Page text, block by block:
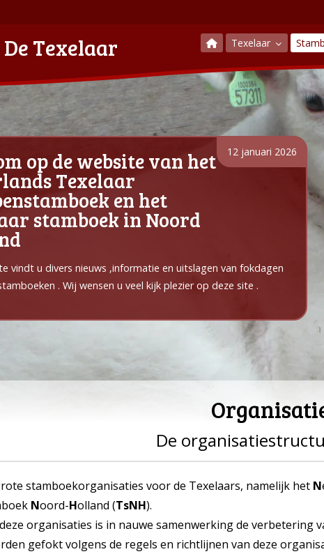
De Texelaar Texelaar
12 januari 2026
op de website van het
Texelaar
en het
stamboek in Noord
vindt u divers nieuws ,informatie en uitslagen van fokdagen
. Wij wensen u veel kijk plezier op deze site .
De
stamboekorganisaties voor de Texelaars, namelijk het N
Noord-Holland (TsNH).
organisaties is in nauwe samenwerking de verbetering
gefokt volgens de regels en richtlijnen van deze